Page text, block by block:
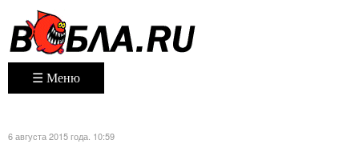
☰ Меню
6 августа 2015 года. 10:59